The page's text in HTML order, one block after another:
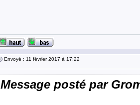
Envoyé : 11 février 2017 à 17:22
Message posté par